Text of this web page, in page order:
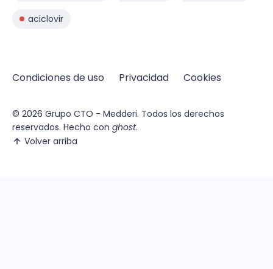
aciclovir
Condiciones de uso Privacidad Cookies
© 2026 Grupo CTO - Medderi. Todos los derechos
reservados. Hecho con ghost.
Volver arriba